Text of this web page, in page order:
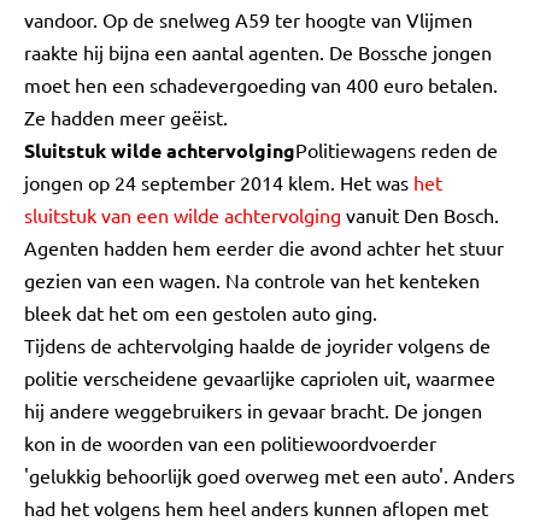
vandoor. Op de snelweg A59 ter hoogte van Vlijmen
raakte hij bijna een aantal agenten. De Bossche jongen
moet hen een schadevergoeding van 400 euro betalen.
Ze hadden meer geëist.
Sluitstuk wilde achtervolgingPolitiewagens reden de
jongen op 24 september 2014 klem. Het was het
sluitstuk van een wilde achtervolging vanuit Den Bosch.
Agenten hadden hem eerder die avond achter het stuur
gezien van een wagen. Na controle van het kenteken
bleek dat het om een gestolen auto ging.
Tijdens de achtervolging haalde de joyrider volgens de
politie verscheidene gevaarlijke capriolen uit, waarmee
hij andere weggebruikers in gevaar bracht. De jongen
kon in de woorden van een politiewoordvoerder
'gelukkig behoorlijk goed overweg met een auto'. Anders
had het volgens hem heel anders kunnen aflopen met